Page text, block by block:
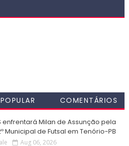
POPULAR COMENTÁRIOS
enfrentará Milan de Assunção pela
Municipal de Futsal em Tenório-PB
Aug 06, 2026